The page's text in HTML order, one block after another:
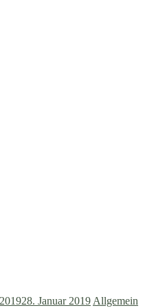
28. Januar 2019 Allgemein